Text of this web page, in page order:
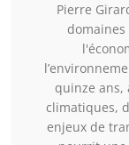
Pierre
quinze ans,
climatiques,
enjeux de